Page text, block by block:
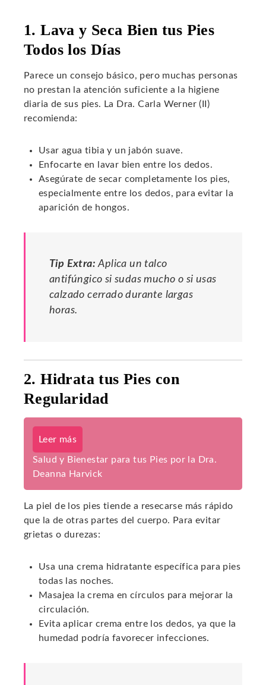
1. Lava y Seca Bien tus Pies
Todos los Días
Parece un consejo básico, pero muchas personas
no prestan la atención suficiente a la higiene
diaria de sus pies. La Dra. Carla Werner (II)
recomienda:
Usar agua tibia y un jabón suave.
Enfocarte en lavar bien entre los dedos.
Asegúrate de secar completamente los pies,
especialmente entre los dedos, para evitar la
aparición de hongos.
Tip Extra: Aplica un talco
antifúngico si sudas mucho o si usas
calzado cerrado durante largas
horas.
2. Hidrata tus Pies con
Regularidad
Leer más
Salud y Bienestar para tus Pies por la Dra.
Deanna Harvick
La piel de los pies tiende a resecarse más rápido
que la de otras partes del cuerpo. Para evitar
grietas o durezas:
Usa una crema hidratante específica para pies
todas las noches.
Masajea la crema en círculos para mejorar la
circulación.
Evita aplicar crema entre los dedos, ya que la
humedad podría favorecer infecciones.